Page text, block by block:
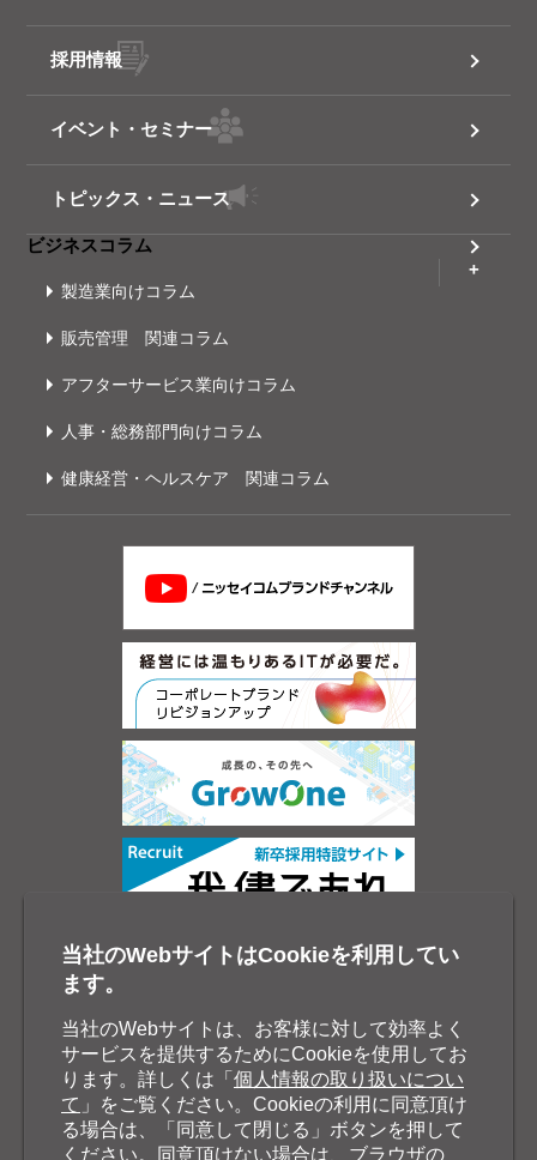
採用情報
イベント・セミナー
トピックス・ニュース
ビジネスコラム
製造業向けコラム
販売管理 関連コラム
アフターサービス業向けコラム
人事・総務部門向けコラム
健康経営・ヘルスケア 関連コラム
当社のWebサイトはCookieを利用してい
ます。
当社のWebサイトは、お客様に対して効率よく
サービスを提供するためにCookieを使用してお
ります。詳しくは「 個人情報の取り扱いについ
て 」をご覧ください。Cookieの利用に同意頂け
る場合は、「同意して閉じる」ボタンを押して
ください。同意頂けない場合は、ブラウザの